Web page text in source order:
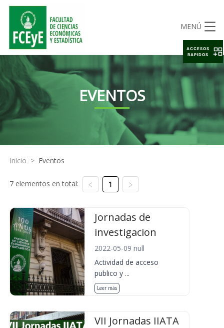
MENÚ
EVENTOS
Inicio > Eventos
7 elementos en total: 1
Jornadas de
investigacion
2022-05-09 null
Actividad de acceso
publico y ...
Leer más
VII Jornadas IIATA
ACCESOS
RAPIDOS